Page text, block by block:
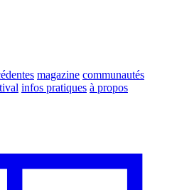
magazine communautés
infos pratiques à propos